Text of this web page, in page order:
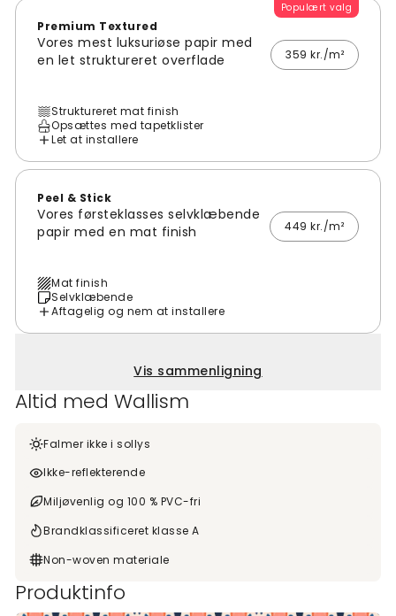
Populært valg
Premium Textured
Vores mest luksuriøse papir med
en let struktureret overflade
359 kr./m²
Struktureret mat finish
Opsættes med tapetklister
Let at installere
Peel & Stick
Vores førsteklasses selvklæbende
papir med en mat finish
449 kr./m²
Mat finish
Selvklæbende
Aftagelig og nem at installere
Vis sammenligning
Altid med Wallism
Falmer ikke i sollys
Ikke-reflekterende
Miljøvenlig og 100 % PVC-fri
Brandklassificeret klasse A
Non-woven materiale
Produktinfo